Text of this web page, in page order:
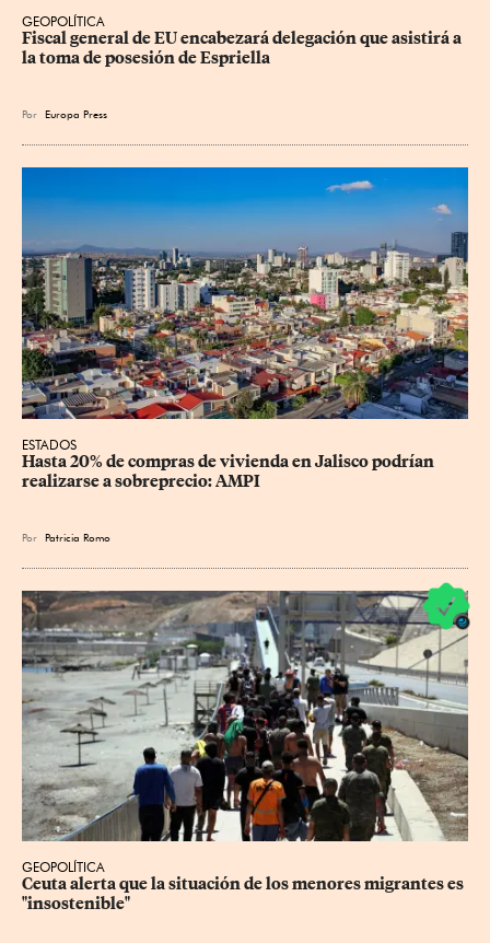
GEOPOLÍTICA
Fiscal general de EU encabezará delegación que asistirá a
la toma de posesión de Espriella
Por Europa Press
ESTADOS
Hasta 20% de compras de vivienda en Jalisco podrían
realizarse a sobreprecio: AMPI
Por Patricia Romo
GEOPOLÍTICA
Ceuta alerta que la situación de los menores migrantes es
"insostenible"